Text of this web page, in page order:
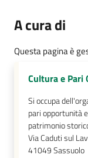
A cura di
Questa pagina è
Cultura e
Si occupa
pari opportunità
patrimonio
Via Caduti sul
41049Sassuolo